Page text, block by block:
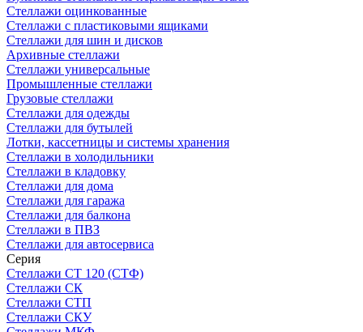
Стеллажи оцинкованные
Стеллажи с пластиковыми ящиками
Стеллажи для шин и дисков
Архивные стеллажи
Стеллажи универсальные
Промышленные стеллажи
Грузовые стеллажи
Стеллажи для одежды
Стеллажи для бутылей
Лотки, кассетницы и системы хранения
Стеллажи в холодильники
Стеллажи в кладовку
Стеллажи для дома
Стеллажи для гаража
Стеллажи для балкона
Стеллажи в ПВЗ
Стеллажи для автосервиса
Серия
Стеллажи СТ 120 (СТФ)
Стеллажи СК
Стеллажи СТП
Стеллажи СКУ